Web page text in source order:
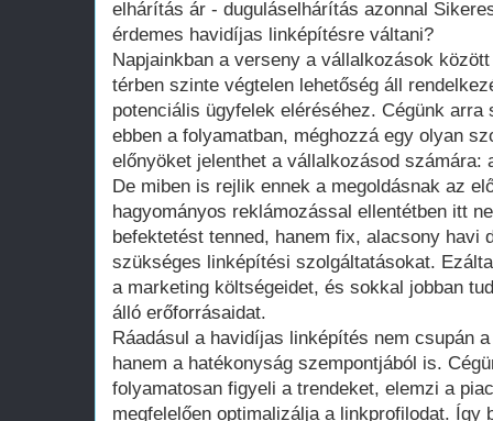
elhárítás ár - duguláselhárítás azonnal
érdemes havidíjas linképítésre váltani?
Napjainkban a verseny a vállalkozások
térben szinte végtelen lehetőség áll
potenciális ügyfelek eléréséhez. Cégünk
ebben a folyamatban, méghozzá egy olyan
előnyöket jelenthet a vállalkozásod számára:
De miben is rejlik ennek a megoldásnak az
hagyományos reklámozással ellentétben itt
befektetést tenned, hanem fix, alacsony havi
szükséges linképítési szolgáltatásokat.
a marketing költségeidet, és sokkal jobban
álló erőforrásaidat.
Ráadásul a havidíjas linképítés nem csupán
hanem a hatékonyság szempontjából is.
folyamatosan figyeli a trendeket, elemzi a
megfelelően optimalizálja a linkprofilodat. Így